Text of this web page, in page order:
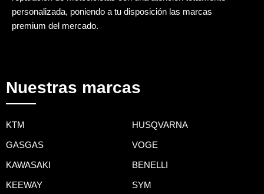
personalizada, poniendo a tu disposición las marcas
premium del mercado.
Nuestras marcas
KTM HUSQVARNA
GASGAS VOGE
KAWASAKI BENELLI
KEEWAY SYM